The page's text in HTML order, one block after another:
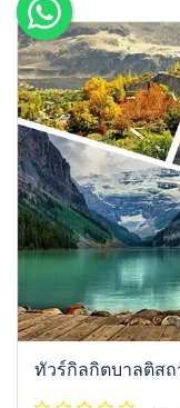
ทัวร์กิลกิตบาลติส